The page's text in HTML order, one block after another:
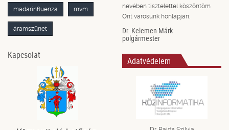
madárinfluenza mvm
áramszünet
Kapcsolat
nevében tisztelettel köszöntöm
Önt városunk honlapján.
Dr. Kelemen Márk
polgármester
Adatvédelem